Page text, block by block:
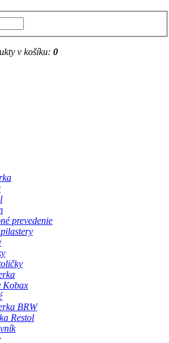
v košíku: 0
prevedenie
Kobax
BRW
Restol